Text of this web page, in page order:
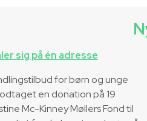
sig på én adresse
for børn og unge
en donation på 19
Mc-Kinney Møllers Fond til